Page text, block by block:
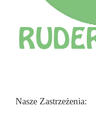
Nasze Zastrzeżenia: